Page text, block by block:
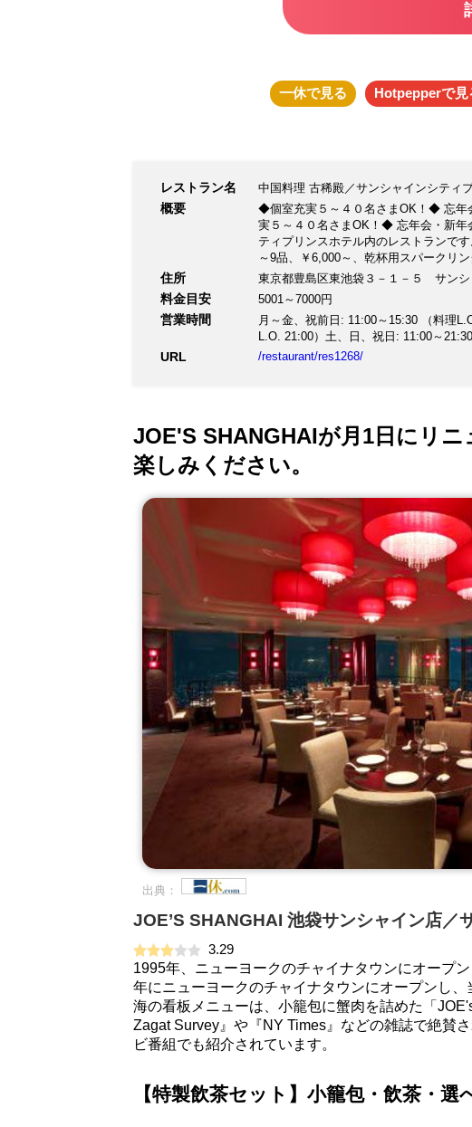
一休で見る Hotpepperで見
レストラン名 中国料理 古稀殿／サンシャインシティ
概要
◆個室充実５～４０名さまOK！◆ 忘年
実５～４０名さまOK！◆ 忘年会・新年
ティプリンスホテル内のレストランで
～9品、￥6,000～、乾杯用スパークリ
クサービス。 ■個室：10名さままでの
住所 東京都豊島区東池袋３－１－５ サン
料金目安 5001～7000円
営業時間
月～金、祝前日: 11:00～15:30 （料理
L.O. 21:00）土、日、祝日: 11:00～
URL /restaurant/res1268/
JOE'S SHANGHAIが月1日にリ
楽しみください。
出典：
JOE’S SHANGHAI 池袋サンシャイン店／
3.29
1995年、ニューヨークのチャイナタウンにオープ
年にニューヨークのチャイナタウンにオープンし
海の看板メニューは、小籠包に蟹肉を詰めた「
Zagat Survey』や『NY Times』などの雑誌で絶賛
ビ番組でも紹介されています。
【特製飲茶セット】小籠包・飲茶・選